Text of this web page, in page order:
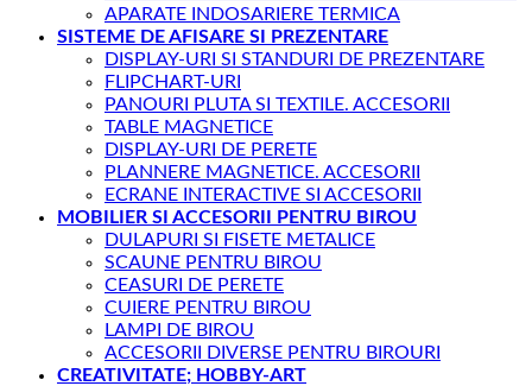
APARATE INDOSARIERE TERMICA
SISTEME DE AFISARE SI PREZENTARE
DISPLAY-URI SI STANDURI DE PREZENTARE
FLIPCHART-URI
PANOURI PLUTA SI TEXTILE. ACCESORII
TABLE MAGNETICE
DISPLAY-URI DE PERETE
PLANNERE MAGNETICE. ACCESORII
ECRANE INTERACTIVE SI ACCESORII
MOBILIER SI ACCESORII PENTRU BIROU
DULAPURI SI FISETE METALICE
SCAUNE PENTRU BIROU
CEASURI DE PERETE
CUIERE PENTRU BIROU
LAMPI DE BIROU
ACCESORII DIVERSE PENTRU BIROURI
CREATIVITATE; HOBBY-ART